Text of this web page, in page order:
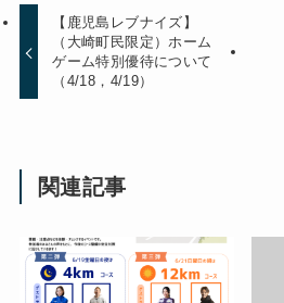
【鹿児島レブナイズ】
（大崎町民限定）ホーム
ゲーム特別優待について
（4/18，4/19）
関連記事